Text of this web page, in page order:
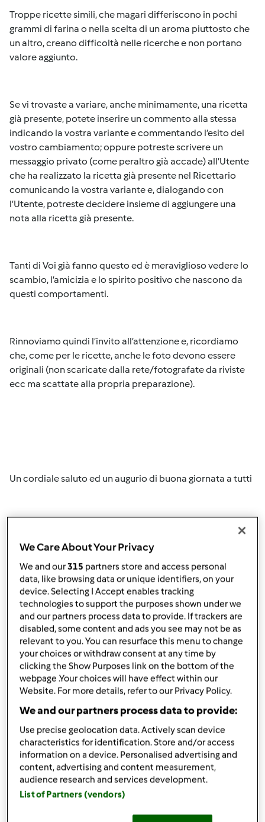
Troppe ricette simili, che magari differiscono in pochi
grammi di farina o nella scelta di un aroma piuttosto che
un altro, creano difficoltà nelle ricerche e non portano
valore aggiunto.
Se vi trovaste a variare, anche minimamente, una ricetta
già presente, potete inserire un commento alla stessa
indicando la vostra variante e commentando l’esito del
vostro cambiamento; oppure potreste scrivere un
messaggio privato (come peraltro già accade) all’Utente
che ha realizzato la ricetta già presente nel Ricettario
comunicando la vostra variante e, dialogando con
l’Utente, potreste decidere insieme di aggiungere una
nota alla ricetta già presente.
Tanti di Voi già fanno questo ed è meraviglioso vedere lo
scambio, l’amicizia e lo spirito positivo che nascono da
questi comportamenti.
Rinnoviamo quindi l’invito all’attenzione e, ricordiamo
che, come per le ricette, anche le foto devono essere
originali (non scaricate dalla rete/fotografate da riviste
ecc ma scattate alla propria preparazione).
Un cordiale saluto ed un augurio di buona giornata a tutti
Team Bimby"
In cima
Accedio registratiper poter commentare
Anonimo (non verificato)
Lun, 02/01/2016 - 14:12
E brava Chiara
We Care About Your Privacy
We and our315 partners store and access personal
data, like browsing data or unique identifiers, on your
device. Selecting I Accept enables tracking
technologies to support the purposes shown under we
and our partners process data to provide. If trackers are
disabled, some content and ads you see may not be as
relevant to you. You can resurface this menu to change
your choices or withdraw consent at any time by
clicking the Show Purposes link on the bottom of the
webpage .Your choices will have effect within our
Website. For more details, refer to our Privacy Policy.
We and our partners process data to provide:
Use precise geolocation data. Actively scan device
characteristics for identification. Store and/or access
information on a device. Personalised advertising and
content, advertising and content measurement,
audience research and services development.
List of Partners (vendors)